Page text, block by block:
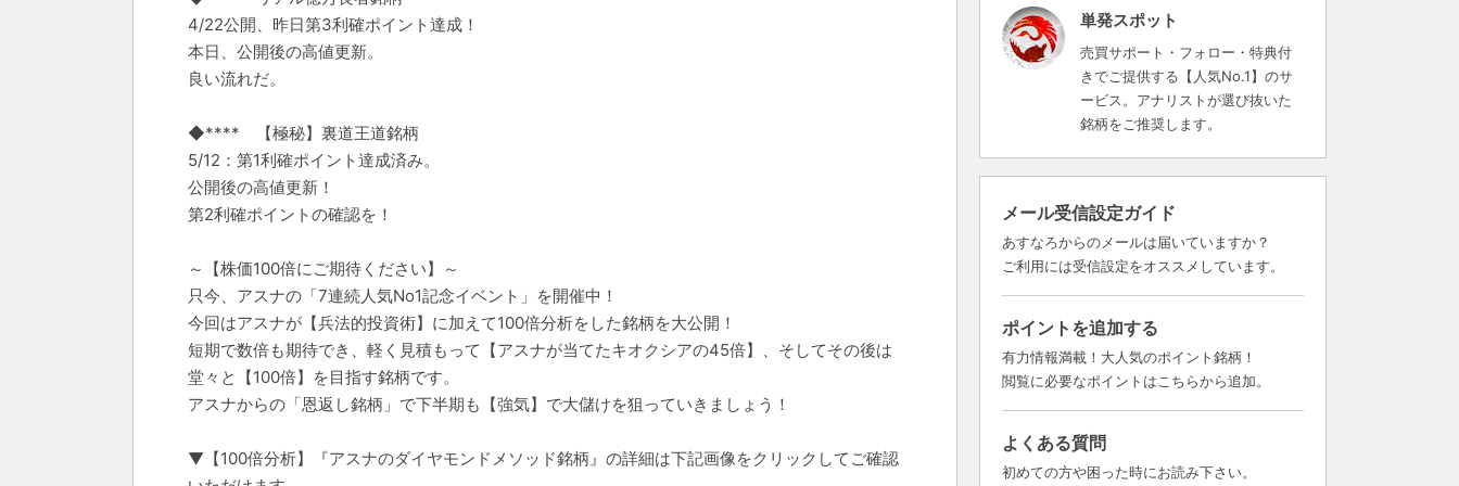
4/22公開、昨日第3利確ポイント達成！
本日、公開後の高値更新。
良い流れだ。
◆**** 【極秘】裏道王道銘柄
5/12：第1利確ポイント達成済み。
公開後の高値更新！
第2利確ポイントの確認を！
～【株価100倍にご期待ください】～
只今、アスナの「7連続人気No1記念イベント」を開催中！
今回はアスナが【兵法的投資術】に加えて100倍分析をした銘柄を大公開！
短期で数倍も期待でき、軽く見積もって【アスナが当てたキオクシアの45倍】、そしてその後は
堂々と【100倍】を目指す銘柄です。
アスナからの「恩返し銘柄」で下半期も【強気】で大儲けを狙っていきましょう！
▼【100倍分析】『アスナのダイヤモンドメソッド銘柄』の詳細は下記画像をクリックしてご確認
単発スポット
売買サポート・フォロー・特典付
きでご提供する【人気No.1】のサ
ービス。アナリストが選び抜いた
銘柄をご推奨します。
メール受信設定ガイド
あすなろからのメールは届いていますか？
ご利用には受信設定をオススメしています。
ポイントを追加する
有力情報満載！大人気のポイント銘柄！
閲覧に必要なポイントはこちらから追加。
よくある質問
初めての方や困った時にお読み下さい。